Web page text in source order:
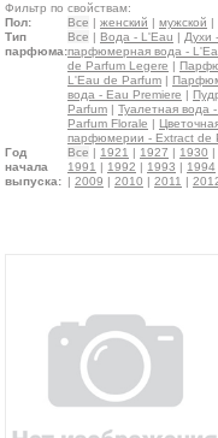
Фильтр по свойствам:
Пол:
Все | женский | мужской |
Тип
парфюма:
Все | Вода - L'Eau | Духи
парфюмерная вода -
de Parfum Legere |
L'Eau de Parfum |
вода - Eau Premiere |
Parfum | Туалетная вода
Parfum Florale |
парфюмерии - Extract de
Год
начала
выпуска:
Все | 1921 | 1927 | 1930 |
1991 | 1992 | 1993 | 1994
| 2009 | 2010 | 2011 |